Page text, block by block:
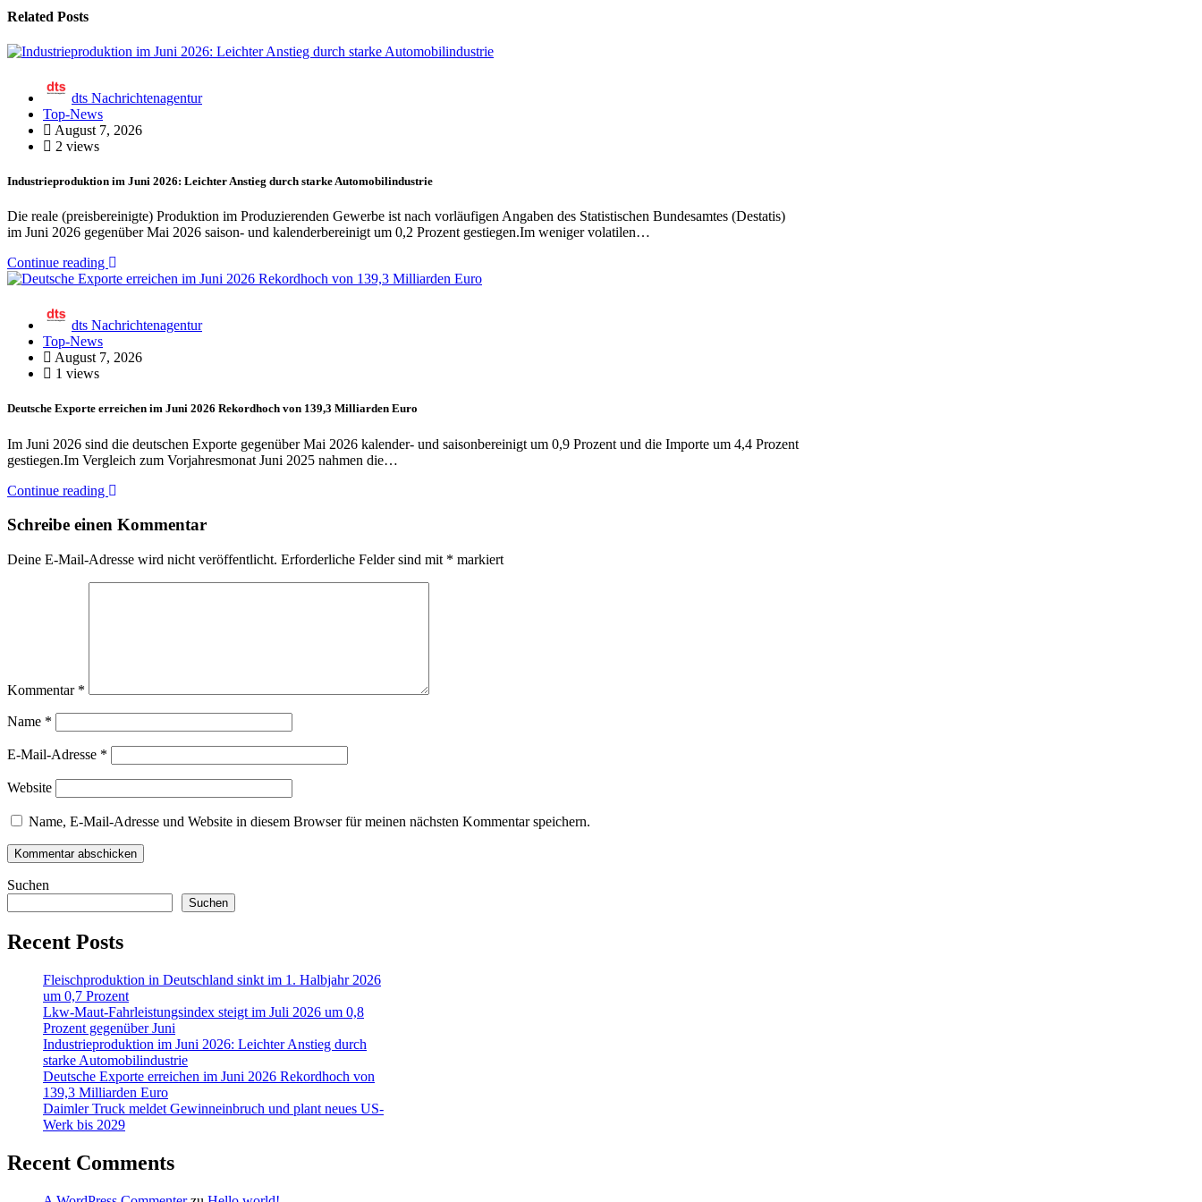
Related Posts
dts Nachrichtenagentur
Top-News
August 7, 2026
2 views
Industrieproduktion im Juni 2026: Leichter Anstieg durch starke Automobilindustrie
Die reale (preisbereinigte) Produktion im Produzierenden Gewerbe ist nach vorläufigen Angaben des Statistischen Bundesamtes (Destatis)
im Juni 2026 gegenüber Mai 2026 saison- und kalenderbereinigt um 0,2 Prozent gestiegen.Im weniger volatilen…
Continue reading
dts Nachrichtenagentur
Top-News
August 7, 2026
1 views
Deutsche Exporte erreichen im Juni 2026 Rekordhoch von 139,3 Milliarden Euro
Im Juni 2026 sind die deutschen Exporte gegenüber Mai 2026 kalender- und saisonbereinigt um 0,9 Prozent und die Importe um 4,4 Prozent
gestiegen.Im Vergleich zum Vorjahresmonat Juni 2025 nahmen die…
Continue reading
Schreibe einen Kommentar
Deine E-Mail-Adresse wird nicht veröffentlicht. Erforderliche Felder sind mit * markiert
Kommentar *
Name *
E-Mail-Adresse *
Website
Name, E-Mail-Adresse und Website in diesem Browser für meinen nächsten Kommentar speichern.
Suchen
Suchen
Recent Posts
Fleischproduktion in Deutschland sinkt im 1. Halbjahr 2026
um 0,7 Prozent
Lkw-Maut-Fahrleistungsindex steigt im Juli 2026 um 0,8
Prozent gegenüber Juni
Industrieproduktion im Juni 2026: Leichter Anstieg durch
starke Automobilindustrie
Deutsche Exporte erreichen im Juni 2026 Rekordhoch von
139,3 Milliarden Euro
Daimler Truck meldet Gewinneinbruch und plant neues US-
Werk bis 2029
Recent Comments